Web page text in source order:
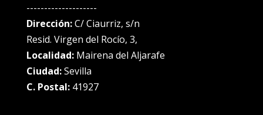
--------------------
Dirección:C/ Ciaurriz, s/n
Resid. Virgen del Rocío, 3,
Localidad:Mairena del Aljarafe
Ciudad:Sevilla
C. Postal:41927